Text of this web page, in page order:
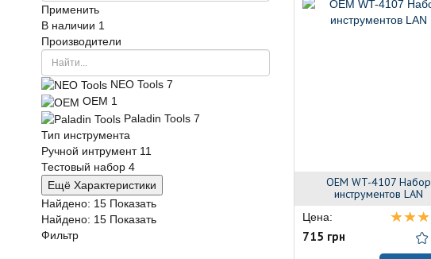
Применить
В наличии 1
Производители
NEO Tools 7
OEM 1
Paladin Tools 7
Тип инструмента
Ручной интрумент 11
Тестовый набор 4
Ещё Характеристики
Найдено: 15 Показать
Найдено: 15 Показать
Фильтр
OEM WT-4107 Набор
инструментов LAN
Цена:
715 грн